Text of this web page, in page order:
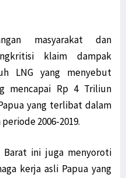
masyarakat dan
klaim dampak
LNG yang menyebut
mencapai Rp 4 Triliun
yang terlibat dalam
2006-2019.
Barat ini juga menyoroti
kerja asli Papua yang